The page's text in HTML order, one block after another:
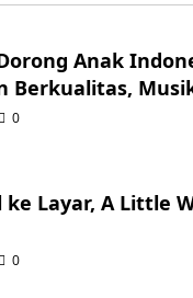
Anak
Berkualitas,
0
ke Layar, A Little
0